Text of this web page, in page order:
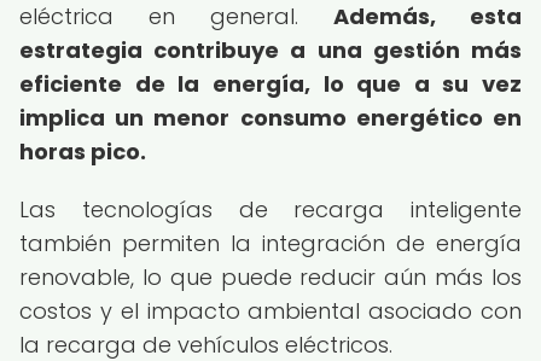
eléctrica en general. Además, esta
estrategia contribuye a una gestión más
eficiente de la energía, lo que a su vez
implica un menor consumo energético en
horas pico.
Las tecnologías de recarga inteligente
también permiten la integración de energía
renovable, lo que puede reducir aún más los
costos y el impacto ambiental asociado con
la recarga de vehículos eléctricos.